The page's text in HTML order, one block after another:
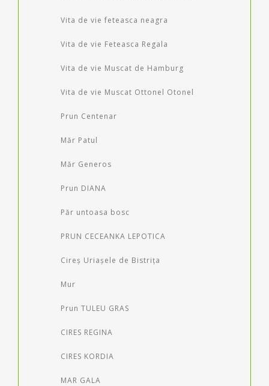
Vita de vie feteasca neagra
Vita de vie Feteasca Regala
Vita de vie Muscat de Hamburg
Vita de vie Muscat Ottonel Otonel
Prun Centenar
Măr Patul
Măr Generos
Prun DIANA
Păr untoasa bosc
PRUN CECEANKA LEPOTICA
Cireș Uriașele de Bistrița
Mur
Prun TULEU GRAS
CIRES REGINA
CIRES KORDIA
MAR GALA